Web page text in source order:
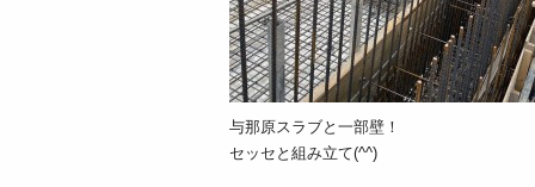
与那原スラブと一部壁！
セッセと組み立て(^^)